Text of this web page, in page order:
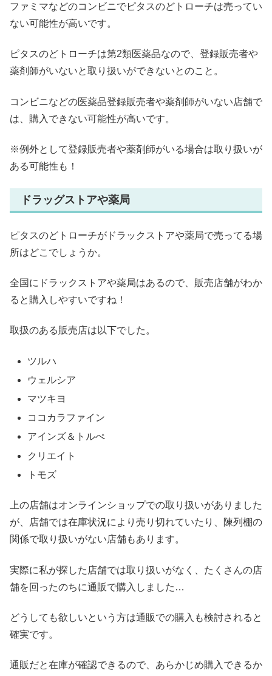
ファミマなどのコンビニでピタスのどトローチは売ってい
ない可能性が高いです。
ピタスのどトローチは第2類医薬品なので、登録販売者や
薬剤師がいないと取り扱いができないとのこと。
コンビニなどの医薬品登録販売者や薬剤師がいない店舗で
は、購入できない可能性が高いです。
※例外として登録販売者や薬剤師がいる場合は取り扱いが
ある可能性も！
ドラッグストアや薬局
ピタスのどトローチがドラックストアや薬局で売ってる場
所はどこでしょうか。
全国にドラックストアや薬局はあるので、販売店舗がわか
ると購入しやすいですね！
取扱のある販売店は以下でした。
ツルハ
ウェルシア
マツキヨ
ココカラファイン
アインズ＆トルぺ
クリエイト
トモズ
上の店舗はオンラインショップでの取り扱いがありました
が、店舗では在庫状況により売り切れていたり、陳列棚の
関係で取り扱いがない店舗もあります。
実際に私が探した店舗では取り扱いがなく、たくさんの店
舗を回ったのちに通販で購入しました…
どうしても欲しいという方は通販での購入も検討されると
確実です。
通販だと在庫が確認できるので、あらかじめ購入できるか